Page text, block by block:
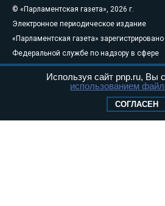
© «Парламентская газета», 2026 г.
Электронное периодическое издание
«Парламентская газета» зарегистрировано
Федеральной службе по надзору в сфере
связи, информационных технологий и
массовых коммуникаций (Роскомнадзор)
Свидетельство о регистрации Эл № ФС77-
Используя сайт pnp.ru, Вы
использованием
СОГЛАСЕН